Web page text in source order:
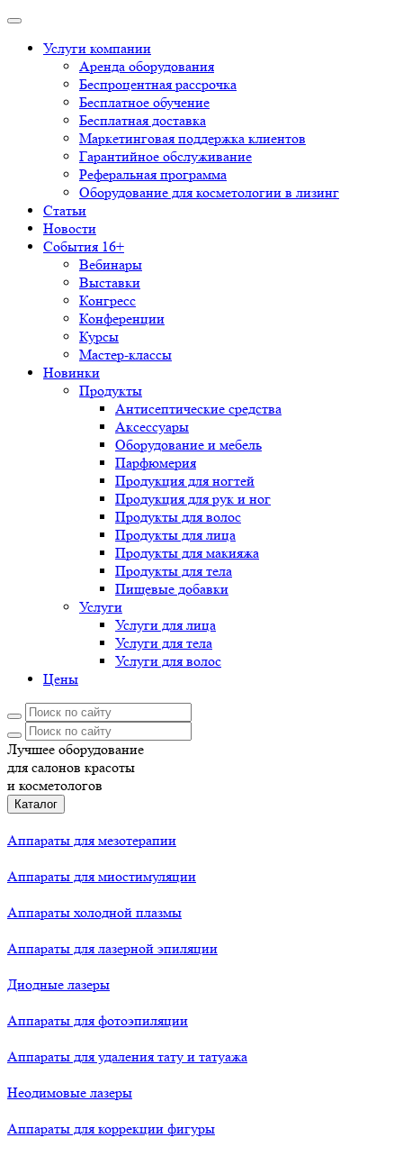
Услуги компании
Аренда оборудования
Беспроцентная рассрочка
Бесплатное обучение
Бесплатная доставка
Маркетинговая поддержка клиентов
Гарантийное обслуживание
Реферальная программа
Оборудование для косметологии в лизинг
Статьи
Новости
События 16+
Вебинары
Выставки
Конгресс
Конференции
Курсы
Мастер-классы
Новинки
Продукты
Антисептические средства
Аксессуары
Оборудование и мебель
Парфюмерия
Продукция для ногтей
Продукция для рук и ног
Продукты для волос
Продукты для лица
Продукты для макияжа
Продукты для тела
Пищевые добавки
Услуги
Услуги для лица
Услуги для тела
Услуги для волос
Цены
Лучшее оборудование
для салонов красоты
и косметологов
Каталог
Аппараты для мезотерапии
Аппараты для миостимуляции
Аппараты холодной плазмы
Аппараты для лазерной эпиляции
Диодные лазеры
Аппараты для фотоэпиляции
Аппараты для удаления тату и татуажа
Неодимовые лазеры
Аппараты для коррекции фигуры